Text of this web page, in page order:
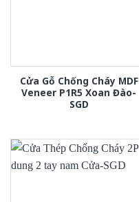
Cửa Gỗ Chống Cháy MDF
Veneer P1R5 Xoan Đào-
SGD